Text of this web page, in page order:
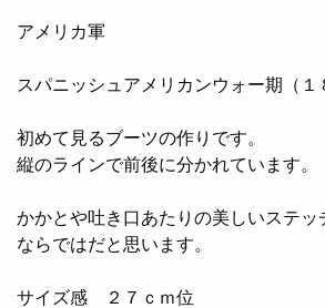
アメリカ軍
スパニッシュアメリカンウォー期（１
初めて見るブーツの作りです。
縦のラインで前後に分かれています。
かかとや吐き口あたりの美しいステッ
ならではだと思います。
サイズ感 ２７ｃｍ位